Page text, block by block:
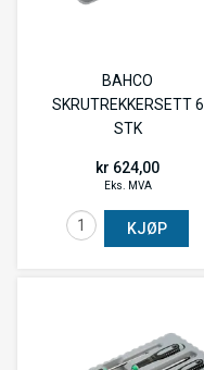
BAHCO
SKRUTREKKERSETT 6
STK
kr 624,00
Eks. MVA
KJØP